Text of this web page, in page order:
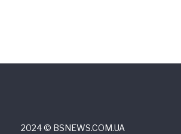
2024 © ВSNEWS.COM.UA